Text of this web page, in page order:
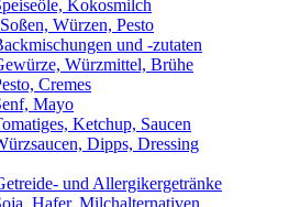
Kokosmilch
Würzen, Pesto
und -zutaten
Würzmittel, Brühe
Cremes
Mayo
Ketchup, Saucen
Dipps, Dressing
und Allergikergetränke
Hafer, Milchalternativen